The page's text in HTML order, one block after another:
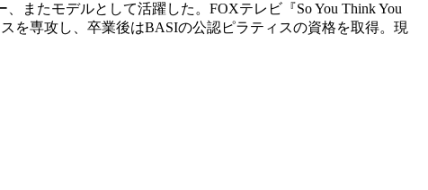
またモデルとして活躍した。FOXテレビ『So You Think You
スを専攻し、卒業後はBASIの公認ピラティスの資格を取得。現